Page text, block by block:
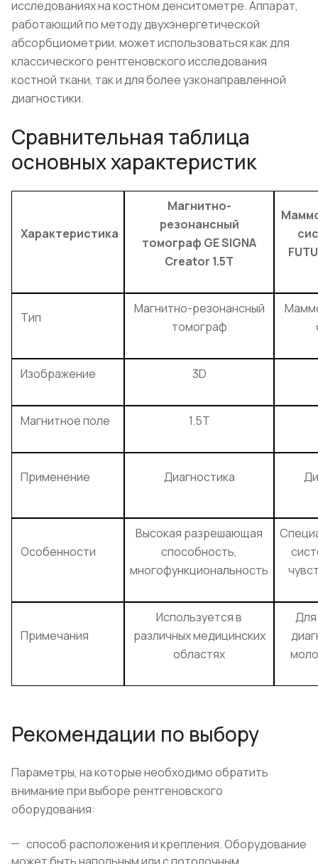
исследованиях на костном денситометре. Аппарат,
работающий по методу двухэнергетической
абсорбциометрии, может использоваться как для
классического рентгеновского исследования
костной ткани, так и для более узконаправленной
диагностики.
Сравнительная таблица
основных характеристик
Характеристика
Магнитно-
резонансный
томограф GE SIGNA
Creator 1.5T
Тип
Магнитно-резонансный
томограф
Изображение 3D
Магнитное поле 1.5T
Применение Диагностика
Особенности
Высокая разрешающая
способность,
многофункциональность
Примечания
Используется в
различных медицинских
областях
Для
Рекомендации по выбору
Параметры, на которые необходимо обратить
внимание при выборе рентгеновского
оборудования:
способ расположения и крепления. Оборудование